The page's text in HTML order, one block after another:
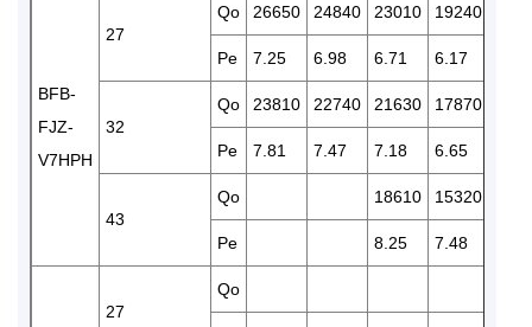
BFB-
FJZ-
V7HPH
27
Qo 26650 24840 23010 19240
Pe 7.25 6.98 6.71 6.17
32
Qo 23810 22740 21630 17870
Pe 7.81 7.47 7.18 6.65
43
Qo 18610 15320
Pe 8.25 7.48
27
Qo